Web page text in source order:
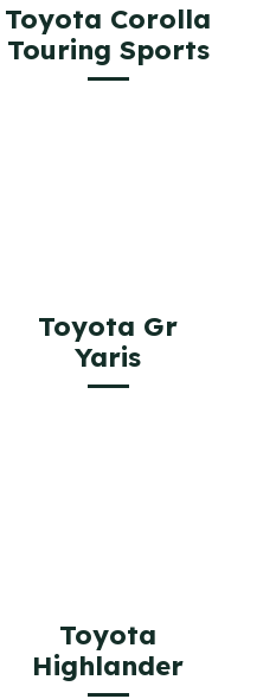
Toyota Corolla
Touring Sports
Toyota Gr
Yaris
Toyota
Highlander